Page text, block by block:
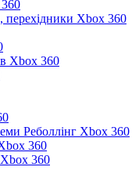
перехідники Xbox 360
Xbox 360
Реболлінг Xbox 360
360
360